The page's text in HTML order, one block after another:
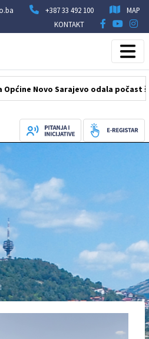
+387 33 492 100
MAP
KONTAKT
Sarajevo odala počast šehidima